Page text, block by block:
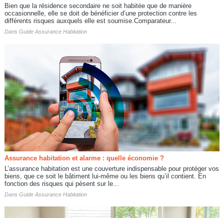
Bien que la résidence secondaire ne soit habitée que de manière
occasionnelle, elle se doit de bénéficier d’une protection contre les
différents risques auxquels elle est soumise.Comparateur...
Dans Guide Assurance Habitation
Assurance habitation et alarme : quelle économie ?
L’assurance habitation est une couverture indispensable pour protéger vos
biens, que ce soit le bâtiment lui-même ou les biens qu’il contient. En
fonction des risques qui pèsent sur le...
Dans Guide Assurance Habitation